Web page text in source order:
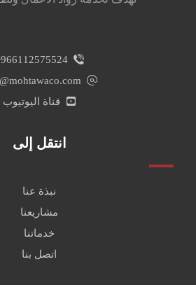
966112575524+
قناة اليوتيوب
انتقل إلى
نبذة عنا
مشاريعنا
خدماتنا
اتصل بنا